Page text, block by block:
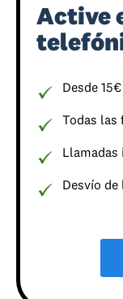
Active
Desde
Todas las
Desvío